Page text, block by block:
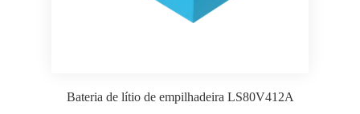
Bateria de lítio de empilhadeira LS80V412A